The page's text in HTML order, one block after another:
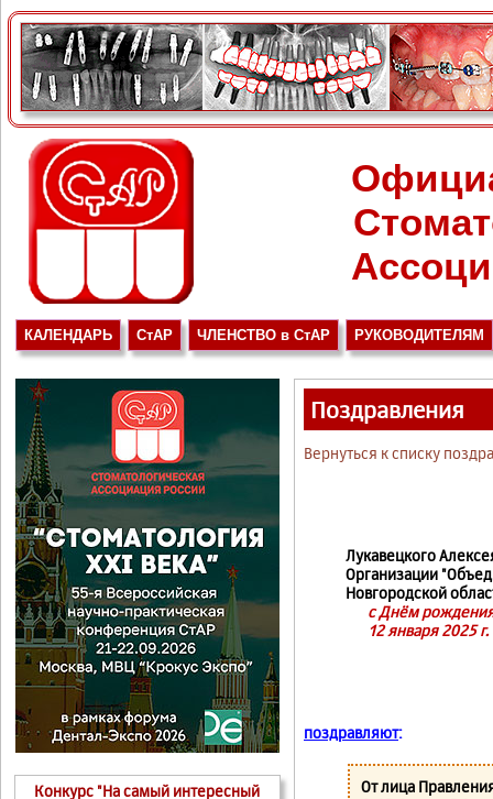
КАЛЕНДАРЬ СтАР ЧЛЕНСТВО в СтАР РУКОВОДИТЕЛЯМ
Конкурс "На самый интересный
Поздравления
Вернуться к списку
Лукавецкого
Организации
Новгородской
с Днём
12 января 2025 г.
поздравляют:
От лица